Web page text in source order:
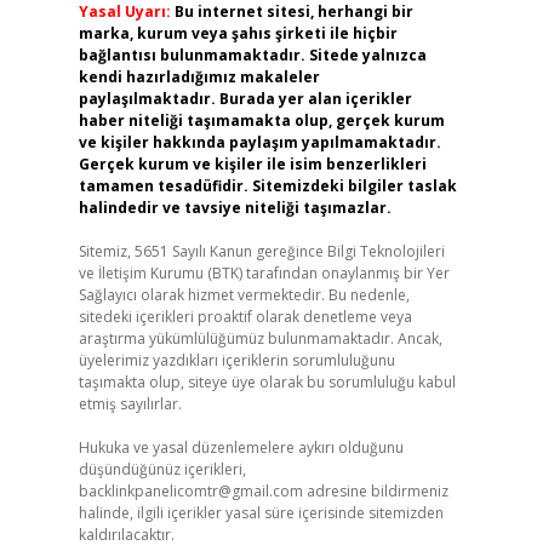
Yasal Uyarı: Bu internet sitesi, herhangi bir
marka, kurum veya şahıs şirketi ile hiçbir
bağlantısı bulunmamaktadır. Sitede yalnızca
kendi hazırladığımız makaleler
paylaşılmaktadır. Burada yer alan içerikler
haber niteliği taşımamakta olup, gerçek kurum
ve kişiler hakkında paylaşım yapılmamaktadır.
Gerçek kurum ve kişiler ile isim benzerlikleri
tamamen tesadüfidir. Sitemizdeki bilgiler taslak
halindedir ve tavsiye niteliği taşımazlar.
Sitemiz, 5651 Sayılı Kanun gereğince Bilgi Teknolojileri
ve İletişim Kurumu (BTK) tarafından onaylanmış bir Yer
Sağlayıcı olarak hizmet vermektedir. Bu nedenle,
sitedeki içerikleri proaktif olarak denetleme veya
araştırma yükümlülüğümüz bulunmamaktadır. Ancak,
üyelerimiz yazdıkları içeriklerin sorumluluğunu
taşımakta olup, siteye üye olarak bu sorumluluğu kabul
etmiş sayılırlar.
Hukuka ve yasal düzenlemelere aykırı olduğunu
düşündüğünüz içerikleri,
backlinkpanelicomtr@gmail.com adresine bildirmeniz
halinde, ilgili içerikler yasal süre içerisinde sitemizden
kaldırılacaktır.